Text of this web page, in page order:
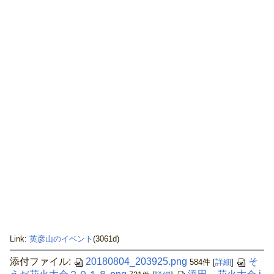
Link: 英彦山のイベント (3061d)
添付ファイル: 20180804_203925.png 584件 [詳細]
そ